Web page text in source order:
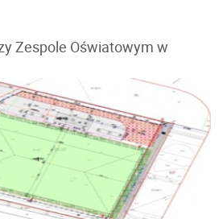
Zespole Oświatowym w